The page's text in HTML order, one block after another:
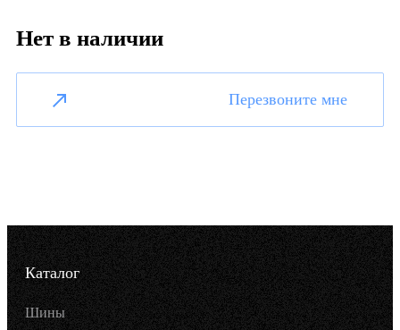
Нет в наличии
Перезвоните мне
Каталог
Шины